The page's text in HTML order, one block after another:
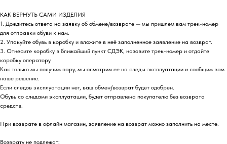
КАК ВЕРНУТЬ САМИ ИЗДЕЛИЯ
1. Дождитесь ответа на заявку об обмене/возврате — мы пришлем вам трек-номер
для отправки обуви к нам.
2. Упакуйте обувь в коробку и вложите в неё заполненное заявление на возврат.
3. Отнесите коробку в ближайший пункт СДЭК, назовите трек-номер и отдайте
коробку оператору.
Как только мы получим пару, мы осмотрим ее на следы эксплуатации и сообщим вам
наше решение.
Если следов эксплуатации нет, ваш обмен/возврат будет одобрен.
Обувь со следами эксплуатации, будет отправлена покупателю без возврата
средств.
При возврате в офлайн магазин, заявление на возврат можно заполнить на месте.
Возврату не подлежат: